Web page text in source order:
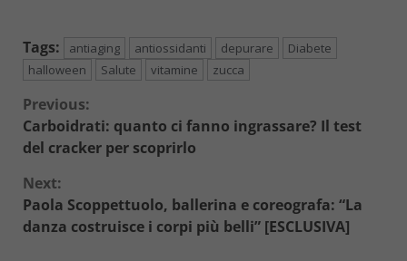
Tags: antiaging antiossidanti depurare
Diabete
halloween
Salute vitamine zucca
Continue
Reading
Previous:
Carboidrati: quanto ci fanno ingrassare? Il test
del cracker per scoprirlo
Next:
Paola Scoppettuolo, ballerina e coreografa: “La
danza costruisce i corpi più belli” [ESCLUSIVA]